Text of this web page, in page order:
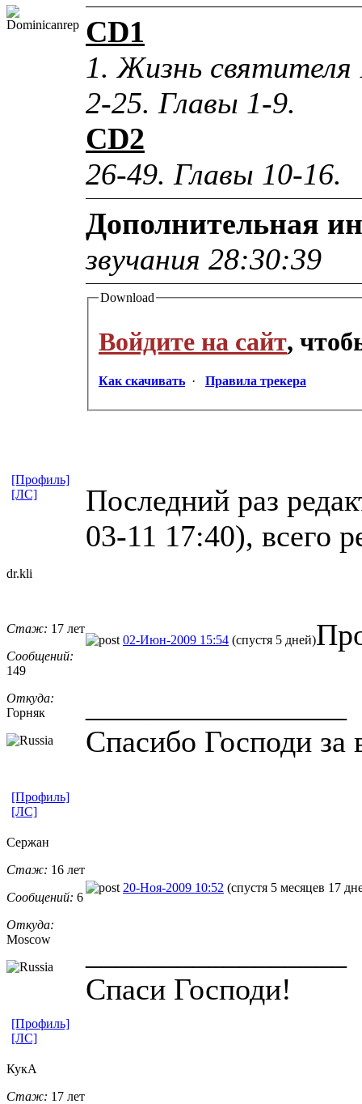
CD1
1. Жизнь святителя
2-25. Главы 1-9.
CD2
26-49. Главы 10-16.
Дополнительная
звучания 28:30:39
Download
Войдите на сайт,
Как скачивать · Правила трекера
Последний раз
03-11 17:40), всего
[Профиль]
[ЛС]
dr.kli
Стаж: 17 лет
Сообщений:
149
Откуда:
Горняк
02-Июн-2009 15:54 (спустя 5 дней)
Спасибо Господи за
[Профиль]
[ЛС]
Сержан
Стаж: 16 лет
Сообщений: 6
Откуда:
Moscow
20-Ноя-2009 10:52 (спустя 5 месяцев 17
Спаси Господи!
[Профиль]
[ЛС]
КукА
Стаж: 17 лет